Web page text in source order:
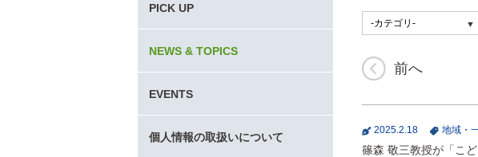
前へ
2025.2.18 地域・
篠森 敬三教授が「こ
PICK UP
NEWS & TOPICS
EVENTS
個人情報の取扱いについて